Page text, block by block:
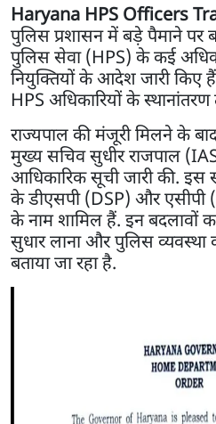
Haryana HPS Officers
पुलिस प्रशासन में बड़े पैमाने पर
पुलिस सेवा (HPS) के कई
नियुक्तियों के आदेश जारी
HPS अधिकारियों के
राज्यपाल की मंजूरी मिलने के
मुख्य सचिव सुधीर राजपाल
आधिकारिक सूची जारी की. इस
के डीएसपी (DSP) और एसीपी
के नाम शामिल हैं. इन बदलावों
सुधार लाना और पुलिस
बताया जा रहा है.